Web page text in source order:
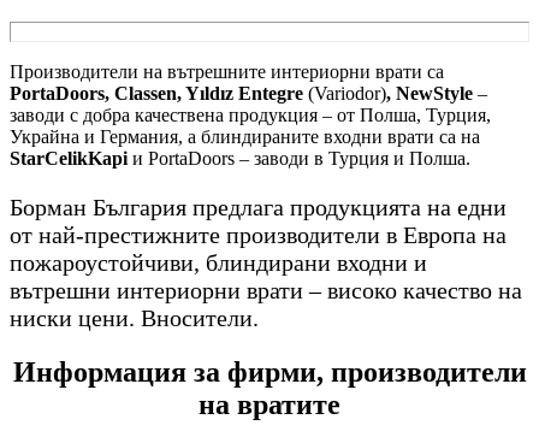
Производители на вътрешните интериорни врати са
PortaDoors, Classen, Yıldız Entegre (Variodor), NewStyle –
заводи с добра качествена продукция – от Полша, Турция,
Украйна и Германия, а блиндираните входни врати са на
StarCelikKapi и PortaDoors – заводи в Турция и Полша.
Борман България предлага продукцията на едни
от най-престижните производители в Европа на
пожароустойчиви, блиндирани входни и
вътрешни интериорни врати – високо качество на
ниски цени. Вносители.
Информация за фирми, производители
на вратите